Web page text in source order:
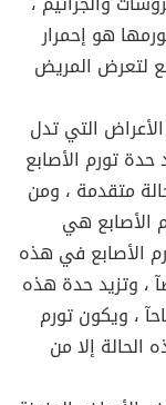
هو إحمرار
لتعرض المريض
التي تدل
تورم الأصابع
متقدمة ، ومن
الأصابع هي
الأصابع في هذه
، وتزيد حدة هذه
، ويكون تورم
الحالة إلا من